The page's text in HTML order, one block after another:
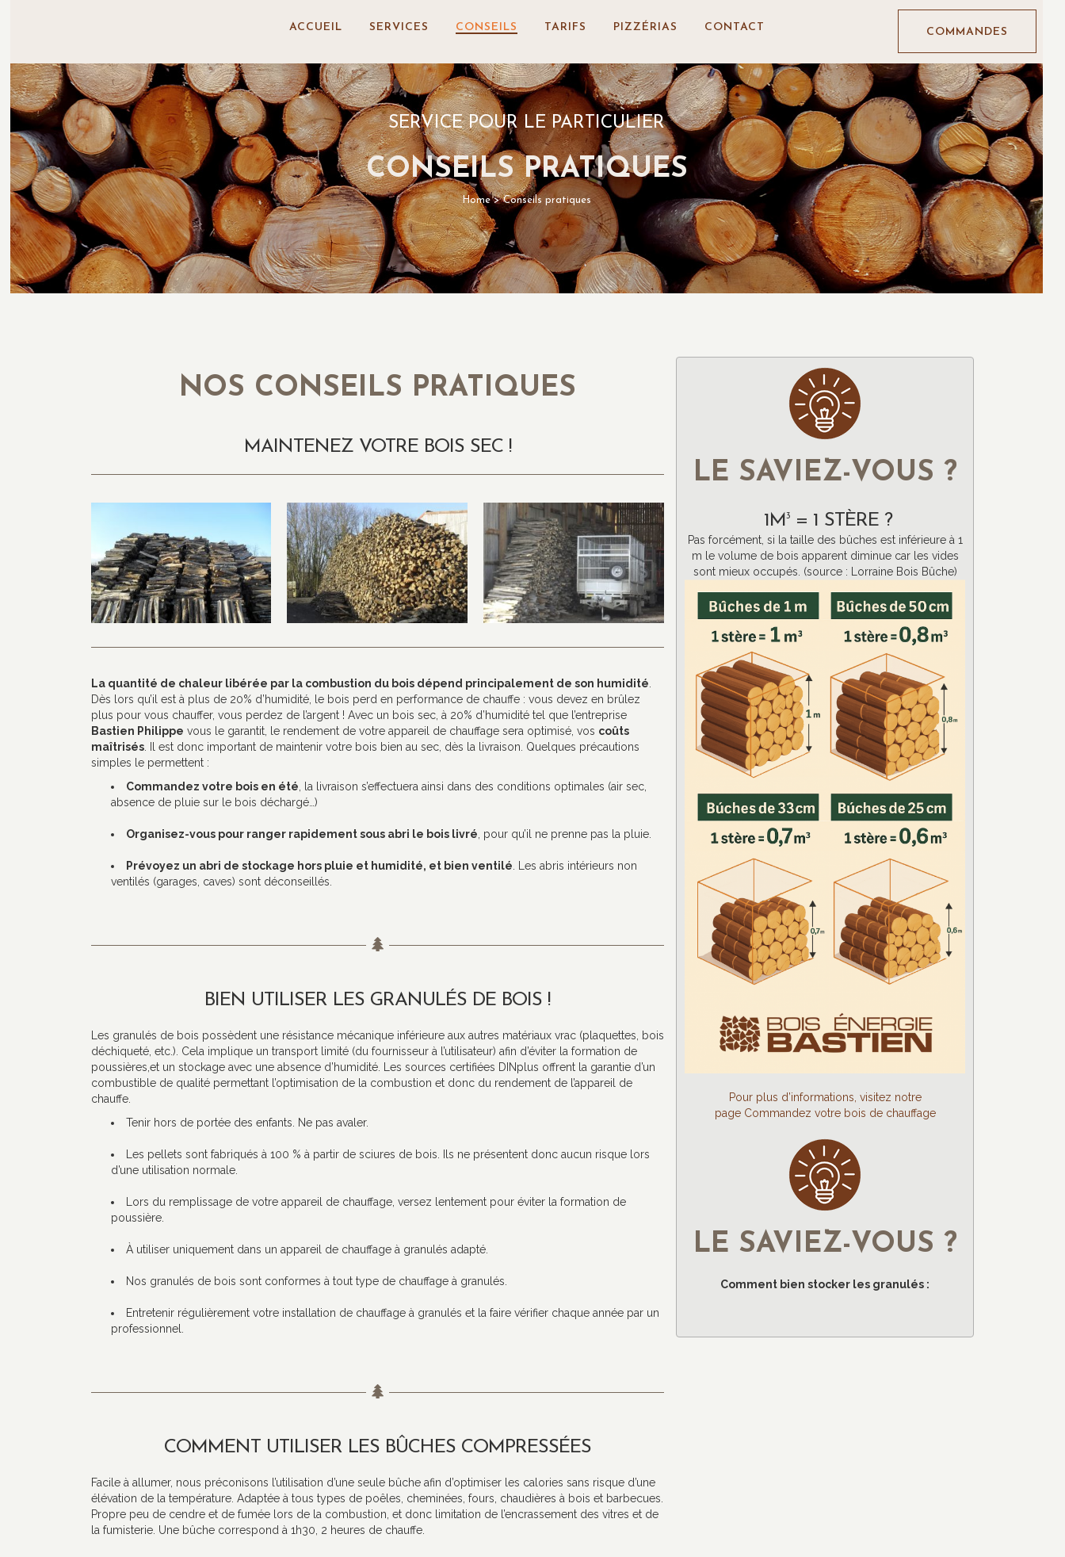
COMMANDES
ACCUEIL SERVICES CONSEILS TARIFS PIZZÉRIAS CONTACT
SERVICE POUR LE PARTICULIER
CONSEILS PRATIQUES
Home>Conseils pratiques
NOS CONSEILS PRATIQUES
MAINTENEZ VOTRE BOIS SEC !
La quantité de chaleur libérée par la combustion du bois dépend principalement de son humidité
Dès lors qu’il est à plus de 20% d’humidité, le bois perd en performance de chauffe : vous devez en brûlez
plus pour vous chauffer, vous perdez de l’argent ! Avec un bois sec, à 20% d’humidité tel que l’entreprise
Bastien Philippe vous le garantit, le rendement de votre appareil de chauffage sera optimisé, vos coûts
maîtrisés. Il est donc important de maintenir votre bois bien au sec, dès la livraison. Quelques précautions
simples le permettent :
Commandez votre bois en été , la livraison s’effectuera ainsi dans des conditions optimales (air sec,
absence de pluie sur le bois déchargé…)
Organisez-vous pour ranger rapidement sous abri le bois livré , pour qu’il ne prenne pas la pluie.
Prévoyez un abri de stockage hors pluie et humidité, et bien ventilé . Les abris intérieurs non
ventilés (garages, caves) sont déconseillés.
BIEN UTILISER LES GRANULÉS DE BOIS !
Les granulés de bois possèdent une résistance mécanique inférieure aux autres matériaux vrac (plaquettes, bois
déchiqueté, etc.). Cela implique un transport limité (du fournisseur à l’utilisateur) afin d’éviter la formation de
poussières,et un stockage avec une absence d’humidité. Les sources certifiées DINplus offrent la garantie d’un
combustible de qualité permettant l’optimisation de la combustion et donc du rendement de l’appareil de
chauffe.
Tenir hors de portée des enfants. Ne pas avaler.
Les pellets sont fabriqués à 100 % à partir de sciures de bois. Ils ne présentent donc aucun risque lors
d’une utilisation normale.
Lors du remplissage de votre appareil de chauffage, versez lentement pour éviter la formation de
poussière.
À utiliser uniquement dans un appareil de chauffage à granulés adapté.
Nos granulés de bois sont conformes à tout type de chauffage à granulés.
Entretenir régulièrement votre installation de chauffage à granulés et la faire vérifier chaque année par un
professionnel.
COMMENT UTILISER LES BÛCHES COMPRESSÉES
Facile à allumer, nous préconisons l’utilisation d’une seule bûche afin d’optimiser les calories sans risque d’une
élévation de la température. Adaptée à tous types de poêles, cheminées, fours, chaudières à bois et barbecues.
Propre peu de cendre et de fumée lors de la combustion, et donc limitation de l’encrassement des vitres et de
la fumisterie. Une bûche correspond à 1h30, 2 heures de chauffe.
LE SAVIEZ-VOUS ?
1M3= 1 STÈRE ?
Pas forcément, si la taille des bûches est inférieure à 1
m le volume de bois apparent diminue car les vides
sont mieux occupés. (source : Lorraine Bois Bûche)
Pour plus d’informations, visitez notre
page Commandez votre bois de chauffage
LE SAVIEZ-VOUS ?
Comment bien stocker les granulés :